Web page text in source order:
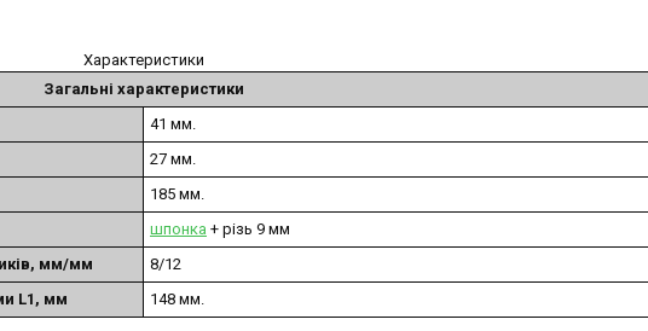
Характеристики
Загальні характеристики
41 мм.
27 мм.
185 мм.
шпонка + різь 9 мм
мм/мм
8/12
L1, мм
148 мм.